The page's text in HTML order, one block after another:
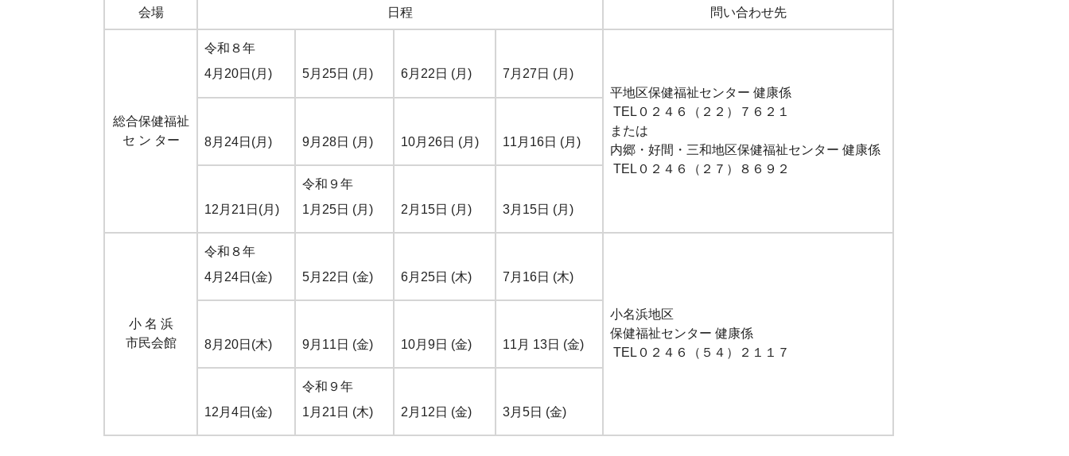
会場 日程 問い合わせ先
総合保健福祉
セ ン ター
令和８年
4月20日(月)
5月25日 (月) 6月22日 (月)
7月27日 (月)
平地区保健福祉センター 健康係
TEL０２４６（２２）７６２１
または
内郷・好間・三和地区保健福祉センター 健康係
TEL０２４６（２７）８６９２
8月24日(月) 9月28日 (月) 10月26日 (月) 11月16日 (月)
12月21日(月)
令和９年
1月25日 (月)
2月15日 (月) 3月15日 (月)
小 名 浜
市民会館
令和８年
4月24日(金)
5月22日 (金) 6月25日 (木) 7月16日 (木)
小名浜地区
保健福祉センター 健康係
TEL０２４６（５４）２１１７
8月20日(木) 9月11日 (金) 10月9日 (金) 11月 13日 (金)
12月4日(金)
令和９年
1月21日 (木)
2月12日 (金) 3月5日 (金)